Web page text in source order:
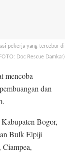
pekerja yang tercebur di
Doc Rescue Damkar)
mencoba
dan
Bogor,
Bulk Elpiji